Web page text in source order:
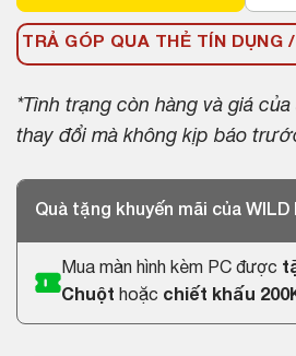
TRẢ GÓP QUA THẺ TÍN DỤNG
*Tình trạng còn hàng và giá
thay đổi mà không kịp báo
Quà tặng khuyến mãi của WILD
Mua màn hình kèm PC được
Chuột hoặc chiết khấu